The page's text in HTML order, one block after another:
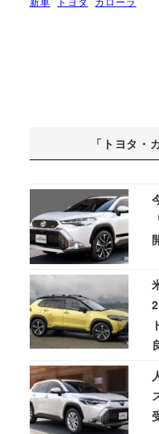
「トヨタ・